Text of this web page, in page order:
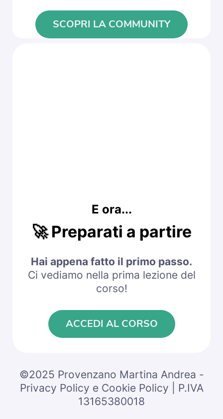
SCOPRI LA COMMUNITY
E ora...
🚀Preparati a partire
Hai appena fatto il primo passo.
Ci vediamo nella prima lezione del
corso!
ACCEDI AL CORSO
©2025 Provenzano Martina Andrea -
Privacy Policy e Cookie Policy | P.IVA
13165380018